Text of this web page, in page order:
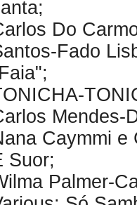
Do
Fado
Mendes-
Caymmi e
Suor;
Palmer-